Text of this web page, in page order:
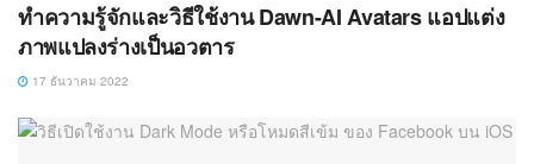
ทำความรู้จักและวิธีใช้งาน Dawn-AI Avatars แอปแต่ง
ภาพแปลงร่างเป็นอวตาร
17 ธันวาคม 2022